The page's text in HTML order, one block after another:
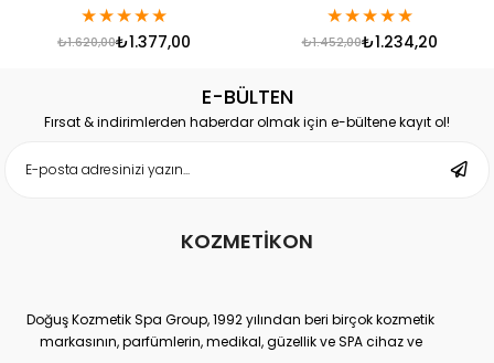
★★★★★
₺1.377,00
₺1.620,00
★★★★★
₺1.234,20
₺1.452,00
E-BÜLTEN
Fırsat & indirimlerden haberdar olmak için e-bültene kayıt ol!
KOZMETİKON
Doğuş Kozmetik Spa Group, 1992 yılından beri birçok kozmetik
markasının, parfümlerin, medikal, güzellik ve SPA cihaz ve